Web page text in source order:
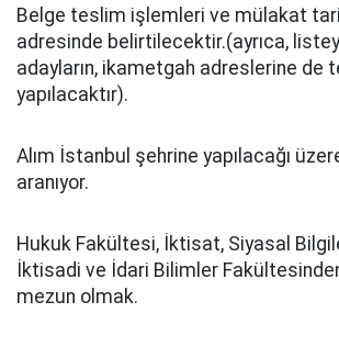
Belge teslim işlemleri ve mülakat
adresinde belirtilecektir.(ayrıca,
adayların, ikametgah adreslerine de
yapılacaktır).
Alım İstanbul şehrine yapılacağı
aranıyor.
Hukuk Fakültesi, İktisat, Siyasal
İktisadi ve İdari Bilimler
mezun olmak.